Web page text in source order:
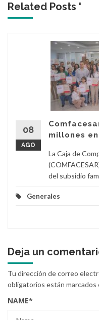
Related Posts '
08
AGO
millones
La Caja de
del subsidio
Generales
Deja un
Tu dirección de correo
obligatorios están marcados
NAME*